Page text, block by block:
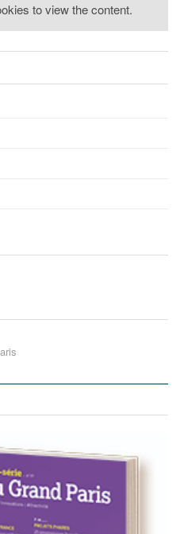
to view the content.